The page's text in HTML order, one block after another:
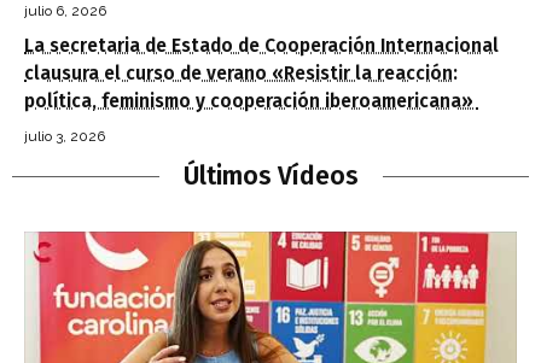
julio 6, 2026
La secretaria de Estado de Cooperación Internacional
clausura el curso de verano «Resistir la reacción:
política, feminismo y cooperación iberoamericana»
julio 3, 2026
Últimos Vídeos